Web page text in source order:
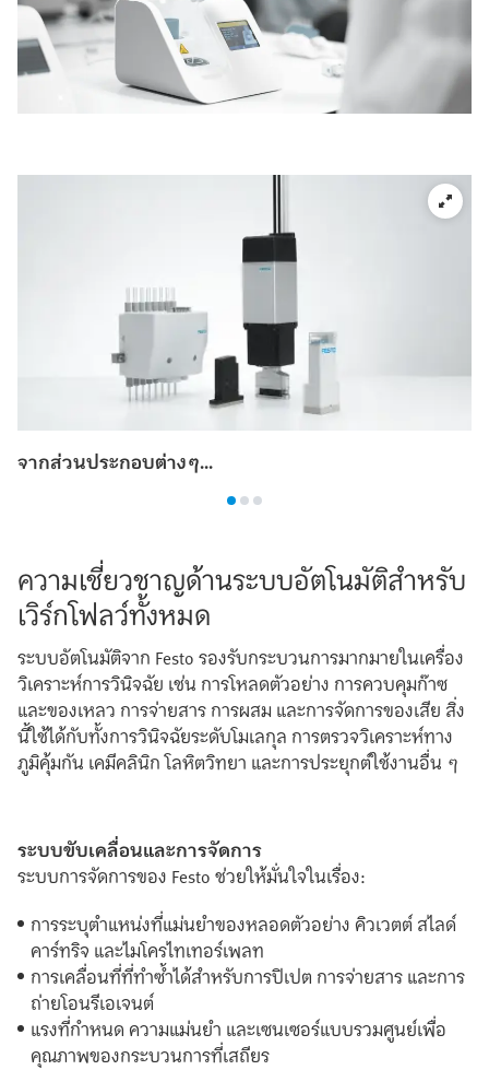
จากส่วนประกอบต่างๆ...
ความเชี่ยวชาญด้านระบบอัตโนมัติสำหรับ
เวิร์กโฟลว์ทั้งหมด
ระบบอัตโนมัติจาก Festo รองรับกระบวนการมากมายในเครื่อง
วิเคราะห์การวินิจฉัย เช่น การโหลดตัวอย่าง การควบคุมก๊าซ
และของเหลว การจ่ายสาร การผสม และการจัดการของเสีย สิ่ง
นี้ใช้ได้กับทั้งการวินิจฉัยระดับโมเลกุล การตรวจวิเคราะห์ทาง
ภูมิคุ้มกัน เคมีคลินิก โลหิตวิทยา และการประยุกต์ใช้งานอื่น ๆ
ระบบขับเคลื่อนและการจัดการ
ระบบการจัดการของ Festo ช่วยให้มั่นใจในเรื่อง:
การระบุตำแหน่งที่แม่นยำของหลอดตัวอย่าง คิวเวตต์ สไลด์
คาร์ทริจ และไมโครไทเทอร์เพลท
การเคลื่อนที่ที่ทำซ้ำได้สำหรับการปิเปต การจ่ายสาร และการ
ถ่ายโอนรีเอเจนต์
แรงที่กำหนด ความแม่นยำ และเซนเซอร์แบบรวมศูนย์เพื่อ
คุณภาพของกระบวนการที่เสถียร